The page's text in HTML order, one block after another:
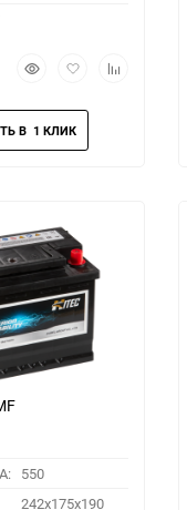
БыстрыйДобавить
избранное
Добавить
550
242x175x190